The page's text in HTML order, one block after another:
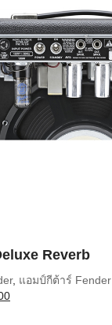
Reverb
, แอมป์กีต้าร์ Fender
Current